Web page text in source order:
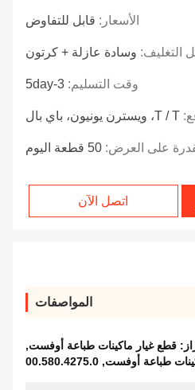
الأسعار: قابل للتفاوض
التغليف: وسادة عازلة + كرتون
وقت التسليم: 3-5day
T / T، ويسترن يونيون، باي بال
على العرض: 50 قطعة اليوم
اتصل الآن
المواصفات
قطع غيار ماكينات طباعة أوفست,
طباعة أوفست,
00.580.4275.0